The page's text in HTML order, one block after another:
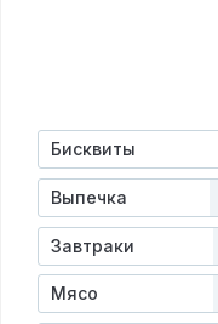
Бисквиты
Выпечка
Завтраки
Мясо